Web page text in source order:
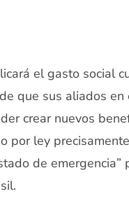
el gasto social
que sus aliados
crear nuevos
por ley
de